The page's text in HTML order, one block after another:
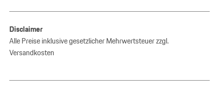
Disclaimer
Alle Preise inklusive gesetzlicher Mehrwertsteuer zzgl.
Versandkosten